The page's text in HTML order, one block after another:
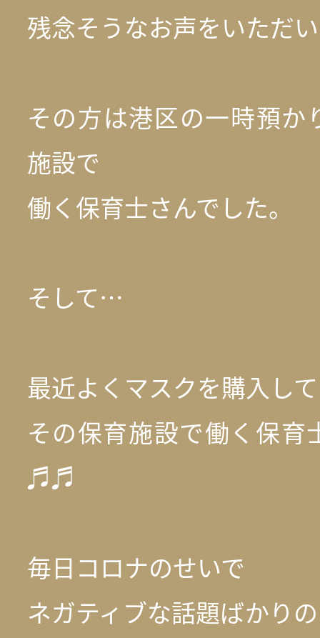
残念そうなお声をいただ
その方は港区の一時預か
施設で
働く保育士さんでした。
そして…
最近よくマスクを購入し
その保育施設で働く保育
♬♬
毎日コロナのせいで
ネガティブな話題ばかり